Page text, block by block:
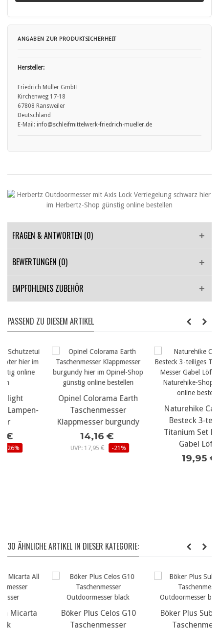
unkontrollierte Bewegungen entstehen, die Verletzungen
verhindern, dass sie herunterfallen und jemanden verletzen.
abrutschen können.
werden.
• Nicht bestimmungsgemäße Nutzung: Das Verwenden eines Messers
kann nicht nur die Klinge beschädigen, sondern auch zu Unfällen
ANGABEN ZUR PRODUKTSICHERHEIT
Hersteller:
Friedrich Müller GmbH
Kirchenweg 17-18
67808 Ransweiler
Deutschland
E-Mail: info@schleifmittelwerk-friedrich-mueller.de
FRAGEN & ANTWORTEN (0)
BEWERTUNGEN (0)
EMPFOHLENES ZUBEHÖR
PASSEND ZU DIESEM ARTIKEL
Opinel Colorama Earth
Taschenmesser
Klappmesser burgundy
-21%
Naturehike Camping
Besteck 3-teiliges
Titanium Set Messer
Gabel Löffel
30 ÄHNLICHE ARTIKEL IN DIESER KATEGORIE:
Böker Plus Celos G10
Taschenmesser
Böker Plus Subcom 2.0
Taschenmesser